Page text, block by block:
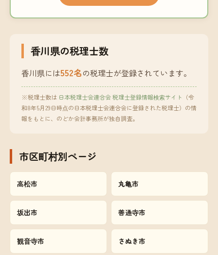
香川県の税理士数
香川県には552名の税理士が登録されています。
※税理士数は 日本税理士会連合会 税理士登録情報検索サイト （令
和8年5月29日時点の日本税理士会連合会に登録された税理士）の情
報をもとに、のどか会計事務所が独自調査。
市区町村別ページ
高松市 丸亀市
坂出市 善通寺市
観音寺市 さぬき市